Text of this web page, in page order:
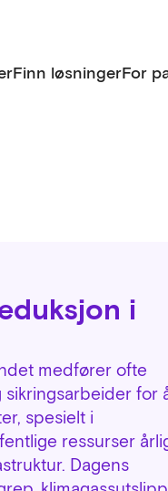
Finn løsningerFor
i
medfører ofte
for
spesielt i
ressurser
Dagens